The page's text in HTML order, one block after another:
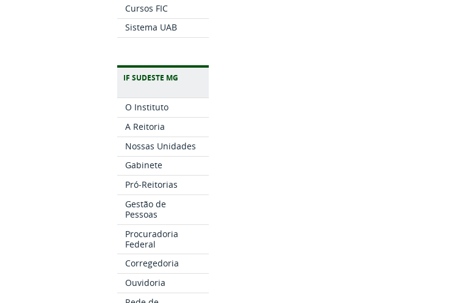
Cursos FIC
Sistema UAB
IF SUDESTE MG
O Instituto
A Reitoria
Nossas Unidades
Gabinete
Pró-Reitorias
Gestão de
Pessoas
Procuradoria
Federal
Corregedoria
Ouvidoria